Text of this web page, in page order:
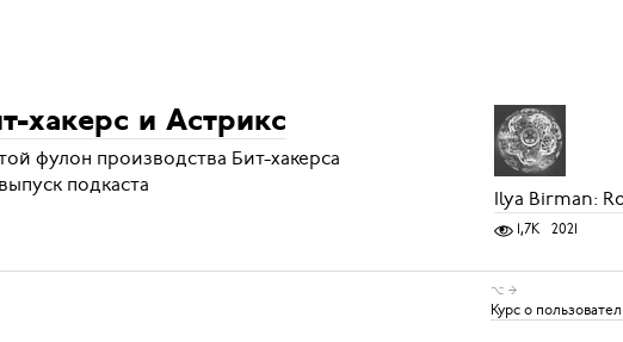
хакерс и Астрикс
фулон производства Бит-хакерса
подкаста
Ilya Birman:
1,7K 2021
⌥ →
Курс о